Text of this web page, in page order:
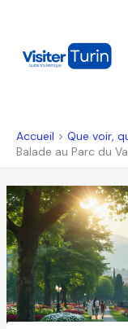
Accueil
Que voir,
Balade au Parc du